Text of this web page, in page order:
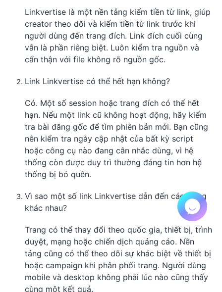
Linkvertise là một nền tảng kiếm tiền từ link, giúp
creator theo dõi và kiếm tiền từ link trước khi
người dùng đến trang đích. Link đích cuối cùng
vẫn là phần riêng biệt. Luôn kiểm tra nguồn và
cẩn thận với file không rõ nguồn gốc.
Link Linkvertise có thể hết hạn không?
Có. Một số session hoặc trang đích có thể hết
hạn. Nếu một link cũ không hoạt động, hãy kiểm
tra bài đăng gốc để tìm phiên bản mới. Bạn cũng
nên kiểm tra ngày cập nhật của bất kỳ script
hoặc công cụ nào đang cân nhắc dùng, vì hệ
thống còn được duy trì thường đáng tin hơn hệ
thống bị bỏ quên.
Vì sao một số link Linkvertise dẫn đến các trang
khác nhau?
Trang có thể thay đổi theo quốc gia, thiết bị, trình
duyệt, mạng hoặc chiến dịch quảng cáo. Nền
tảng cũng có thể theo dõi sự khác biệt về thiết bị
hoặc campaign khi phân phối trang. Người dùng
mobile và desktop không phải lúc nào cũng thấy
cùng một kết quả.